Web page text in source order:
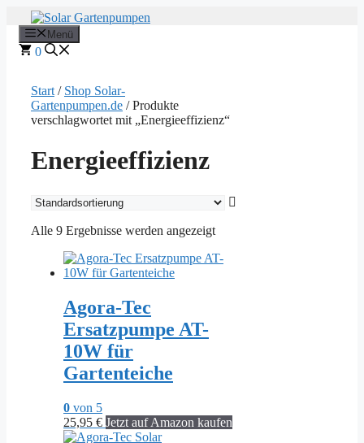
Inhalt
springen
Menü
0
Start / Shop Solar-
Gartenpumpen.de / Produkte
verschlagwortet mit „Energieeffizienz“
Energieeffizienz
Alle 9 Ergebnisse werden angezeigt
Agora-Tec
Ersatzpumpe AT-
10W für
Gartenteiche
0 von 5
25,95 € Jetzt auf Amazon kaufen